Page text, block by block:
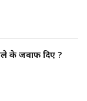
के जवाफ दिए ?